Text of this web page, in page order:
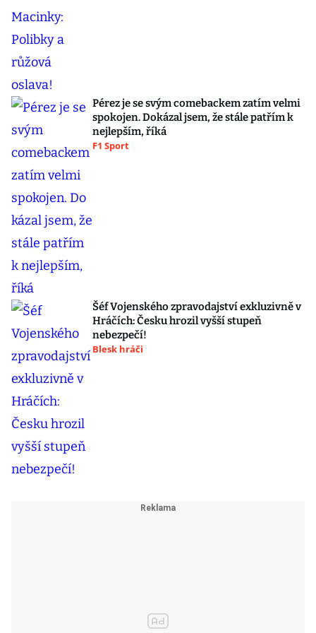
Pérez je se svým comebackem zatím velmi
spokojen. Dokázal jsem, že stále patřím k
nejlepším, říká
F1 Sport
Šéf Vojenského zpravodajství exkluzivně v
Hráčích: Česku hrozil vyšší stupeň
nebezpečí!
Blesk hráči